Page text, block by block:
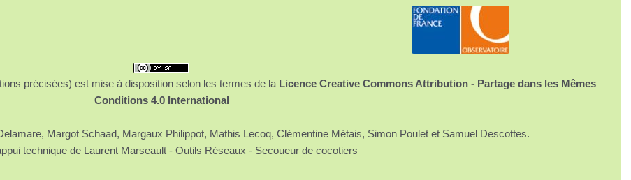
précisées) est mise à disposition selon les termes de la Licence Creative Commons Attribution - Partage dans les Mêmes
Conditions 4.0 International
Margot Schaad, Margaux Philippot, Mathis Lecoq, Clémentine Métais, Simon Poulet et Samuel Descottes.
technique de Laurent Marseault - Outils Réseaux - Secoueur de cocotiers